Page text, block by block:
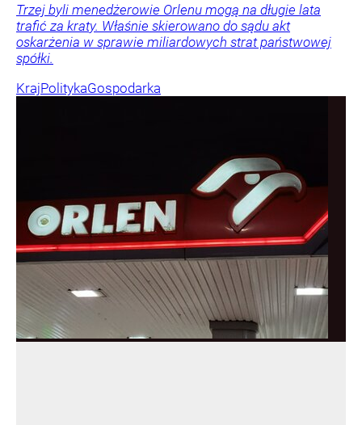
Trzej byli menedżerowie Orlenu mogą na długie lata
trafić za kraty. Właśnie skierowano do sądu akt
oskarżenia w sprawie miliardowych strat państwowej
spółki.
KrajPolitykaGospodarka